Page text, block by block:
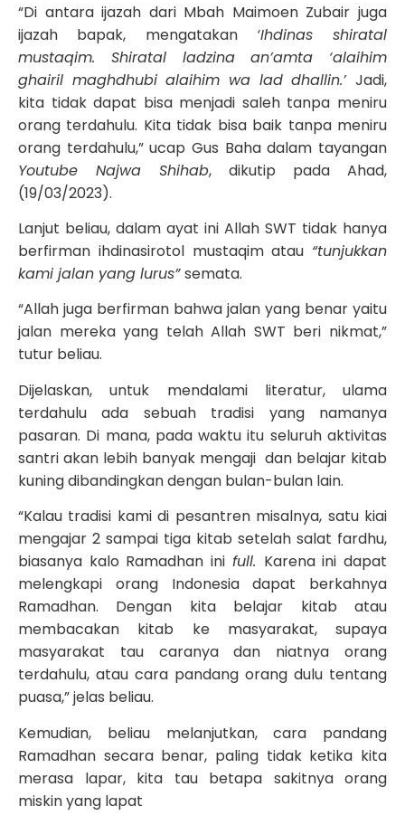
“Di antara ijazah dari Mbah Maimoen Zubair juga
ijazah bapak, mengatakan ‘Ihdinas shiratal
mustaqim. Shiratal ladzina an’amta ‘alaihim
ghairil maghdhubi alaihim wa lad dhallin.’ Jadi,
kita tidak dapat bisa menjadi saleh tanpa meniru
orang terdahulu. Kita tidak bisa baik tanpa meniru
orang terdahulu,” ucap Gus Baha dalam tayangan
Youtube Najwa Shihab, dikutip pada Ahad,
(19/03/2023).
Lanjut beliau, dalam ayat ini Allah SWT tidak hanya
berfirman ihdinasirotol mustaqim atau “tunjukkan
kami jalan yang lurus”semata.
“Allah juga berfirman bahwa jalan yang benar yaitu
jalan mereka yang telah Allah SWT beri nikmat,”
tutur beliau.
Dijelaskan, untuk mendalami literatur, ulama
terdahulu ada sebuah tradisi yang namanya
pasaran. Di mana, pada waktu itu seluruh aktivitas
santri akan lebih banyak mengaji dan belajar kitab
kuning dibandingkan dengan bulan-bulan lain.
“Kalau tradisi kami di pesantren misalnya, satu kiai
mengajar 2 sampai tiga kitab setelah salat fardhu,
biasanya kalo Ramadhan ini full. Karena ini dapat
melengkapi orang Indonesia dapat berkahnya
Ramadhan. Dengan kita belajar kitab atau
membacakan kitab ke masyarakat, supaya
masyarakat tau caranya dan niatnya orang
terdahulu, atau cara pandang orang dulu tentang
puasa,” jelas beliau.
Kemudian, beliau melanjutkan, cara pandang
Ramadhan secara benar, paling tidak ketika kita
merasa lapar, kita tau betapa sakitnya orang
miskin yang lapat